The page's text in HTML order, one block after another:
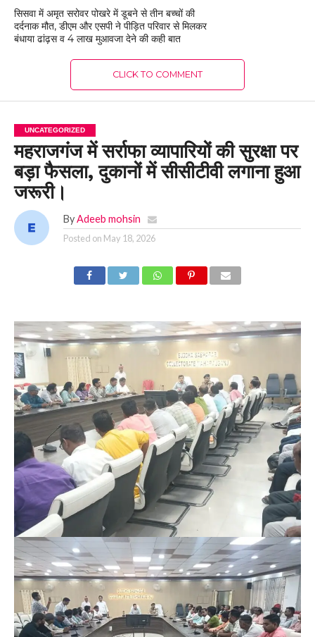
सिसवा में अमृत सरोवर पोखरे में डूबने से तीन बच्चों की
दर्दनाक मौत, डीएम और एसपी ने पीड़ित परिवार से मिलकर
बंधाया ढांढ़स व 4 लाख मुआवजा देने की कही बात
CLICK TO COMMENT
UNCATEGORIZED
महराजगंज में सर्राफा व्यापारियों की सुरक्षा पर
बड़ा फैसला, दुकानों में सीसीटीवी लगाना हुआ
जरूरी।
By Adeeb mohsin
Posted on May 18, 2026